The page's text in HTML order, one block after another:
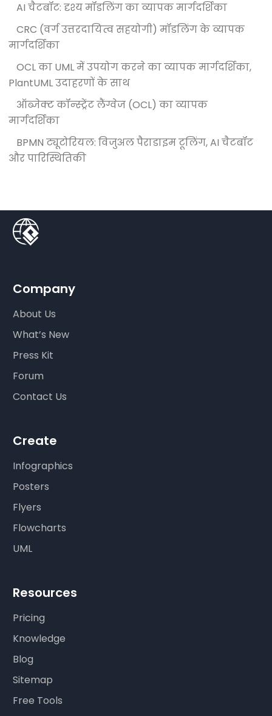
AI चैटबॉट: दृश्य मॉडलिंग का व्यापक मार्गदर्शिका
CRC (वर्ग उत्तरदायित्व सहयोगी) मॉडलिंग के व्यापक
मार्गदर्शिका
OCL का UML में उपयोग करने का व्यापक मार्गदर्शिका,
PlantUML उदाहरणों के साथ
ऑब्जेक्ट कॉन्स्ट्रेंट लैंग्वेज (OCL) का व्यापक
मार्गदर्शिका
BPMN ट्यूटोरियल: विजुअल पैराडाइम टूलिंग, AI चैटबॉट
और पारिस्थितिकी
Company
About Us
What’s New
Press Kit
Forum
Contact Us
Create
Infographics
Posters
Flyers
Flowcharts
UML
Resources
Pricing
Knowledge
Blog
Sitemap
Free Tools